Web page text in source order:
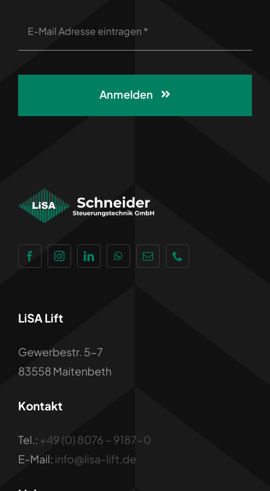
Anmelden
LiSA Lift
Gewerbestr. 5-7
83558 Maitenbeth
Kontakt
Tel.: +49 (0) 8076 – 9187-0
E-Mail: info@lisa-lift.de